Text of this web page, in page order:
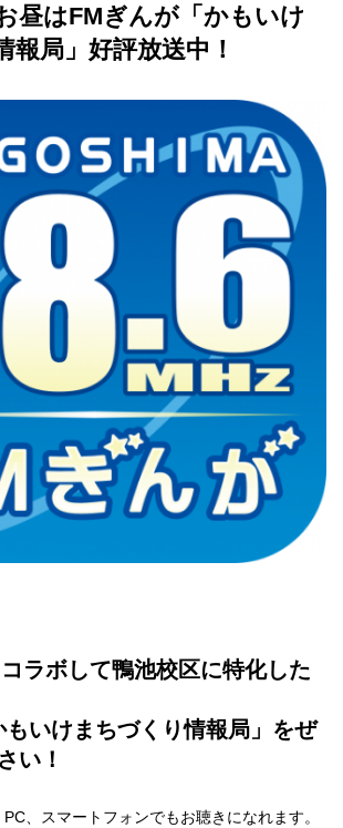
昼はFMぎんが「かもいけ
報局」好評放送中！
ラボして鴨池校区に特化した
もいけまちづくり情報局」をぜ
い！
、スマートフォンでもお聴きになれます。